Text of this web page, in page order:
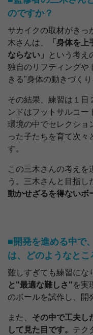
のですか？
サカイクの取材がきっ
木さんは、
「身体を
ならない」
という考え
独自のリフティングや
きる"身体の動きづくり
その結果、練習は１日
ンドはフットサルコー
環境の中でセレクショ
った子たちを育て次々
す。
この三木さんの考えを
う。三木さんと目指し
動かせざるを得ないボ
■開発を進める中で
は、どのようなとこ
難しすぎても練習にな
と"最適な難しさ"を実
のボールを試作し、開
また、 その中で工夫し
して見た目です。 テク